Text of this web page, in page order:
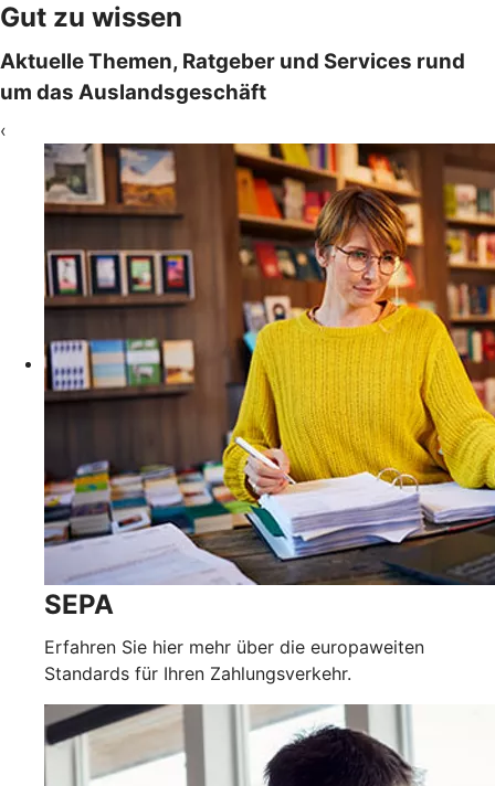
Gut zu wissen
Aktuelle Themen, Ratgeber und Services rund
um das Auslandsgeschäft
‹
SEPA
Erfahren Sie hier mehr über die europaweiten
Standards für Ihren Zahlungsverkehr.